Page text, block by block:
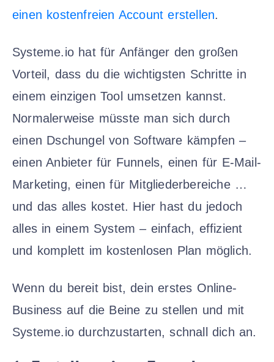
einen kostenfreien Account erstellen.
Systeme.io hat für Anfänger den großen
Vorteil, dass du die wichtigsten Schritte in
einem einzigen Tool umsetzen kannst.
Normalerweise müsste man sich durch
einen Dschungel von Software kämpfen –
einen Anbieter für Funnels, einen für E-Mail-
Marketing, einen für Mitgliederbereiche …
und das alles kostet. Hier hast du jedoch
alles in einem System – einfach, effizient
und komplett im kostenlosen Plan möglich.
Wenn du bereit bist, dein erstes Online-
Business auf die Beine zu stellen und mit
Systeme.io durchzustarten, schnall dich an.